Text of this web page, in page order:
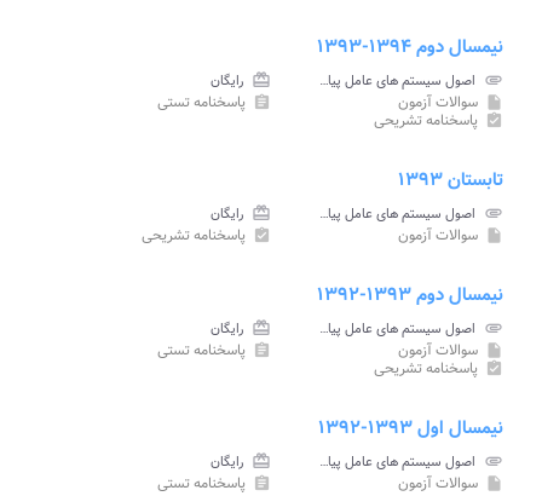
نیمسال دوم ۱۳۹۴-۱۳۹۳
attachment اصول سیستم های عامل پیام نور card_giftcard رایگان
insert_drive_file سوالات آزمون assignment پاسخنامه تستی
assignment_turned_in پاسخنامه تشریحی
تابستان ۱۳۹۳
attachment اصول سیستم های عامل پیام نور card_giftcard رایگان
insert_drive_file سوالات آزمون assignment_turned_in پاسخنامه تشریحی
نیمسال دوم ۱۳۹۳-۱۳۹۲
attachment اصول سیستم های عامل پیام نور card_giftcard رایگان
insert_drive_file سوالات آزمون assignment پاسخنامه تستی
assignment_turned_in پاسخنامه تشریحی
نیمسال اول ۱۳۹۳-۱۳۹۲
attachment اصول سیستم های عامل پیام نور card_giftcard رایگان
insert_drive_file سوالات آزمون assignment پاسخنامه تستی